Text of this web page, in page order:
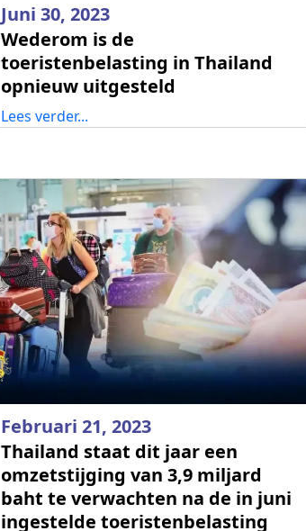
Juni 30, 2023
Wederom is de
toeristenbelasting in Thailand
opnieuw uitgesteld
Lees verder...
Februari 21, 2023
Thailand staat dit jaar een
omzetstijging van 3,9 miljard
baht te verwachten na de in juni
ingestelde toeristenbelasting